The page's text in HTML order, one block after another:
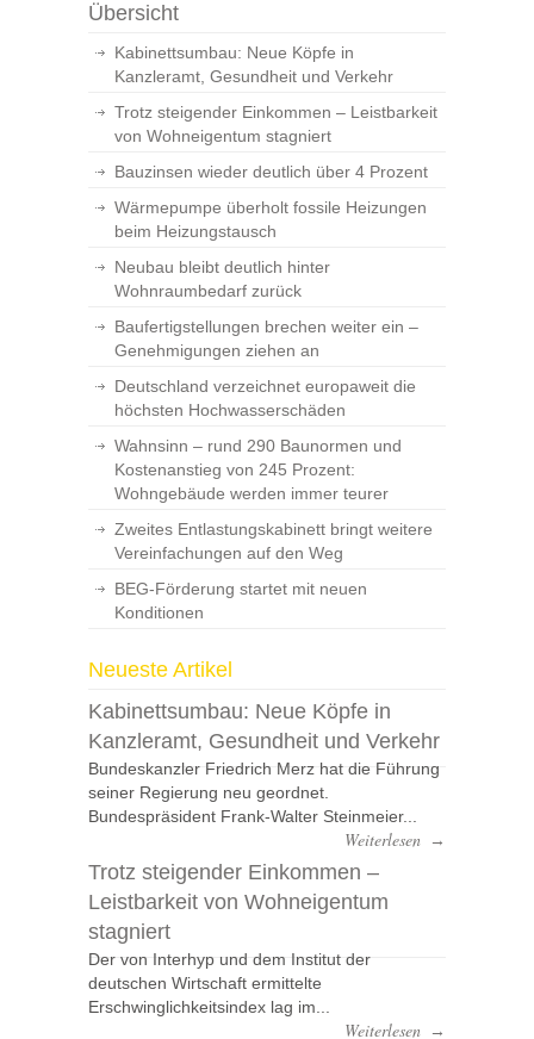
Übersicht
Kabinettsumbau: Neue Köpfe in
Kanzleramt, Gesundheit und Verkehr
Trotz steigender Einkommen – Leistbarkeit
von Wohneigentum stagniert
Bauzinsen wieder deutlich über 4 Prozent
Wärmepumpe überholt fossile Heizungen
beim Heizungstausch
Neubau bleibt deutlich hinter
Wohnraumbedarf zurück
Baufertigstellungen brechen weiter ein –
Genehmigungen ziehen an
Deutschland verzeichnet europaweit die
höchsten Hochwasserschäden
Wahnsinn – rund 290 Baunormen und
Kostenanstieg von 245 Prozent:
Wohngebäude werden immer teurer
Zweites Entlastungskabinett bringt weitere
Vereinfachungen auf den Weg
BEG-Förderung startet mit neuen
Konditionen
Neueste Artikel
Kabinettsumbau: Neue Köpfe in
Kanzleramt, Gesundheit und Verkehr
Bundeskanzler Friedrich Merz hat die Führung
seiner Regierung neu geordnet.
Bundespräsident Frank-Walter Steinmeier...
Weiterlesen →
Trotz steigender Einkommen –
Leistbarkeit von Wohneigentum
stagniert
Der von Interhyp und dem Institut der
deutschen Wirtschaft ermittelte
Erschwinglichkeitsindex lag im...
Weiterlesen →